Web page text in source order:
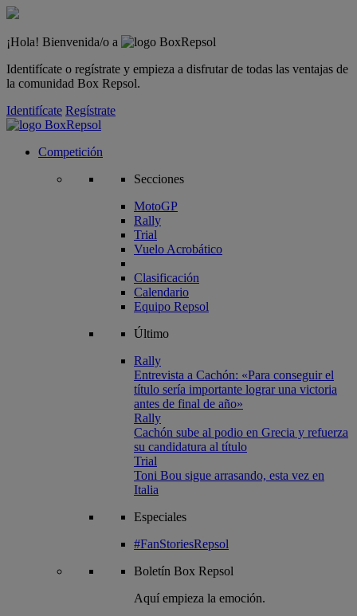
¡Hola! Bienvenida/o a
Identifícate o regístrate y empieza a disfrutar de todas las ventajas de
la comunidad Box Repsol.
Identifícate Regístrate
Competición
Secciones
MotoGP
Rally
Trial
Vuelo Acrobático
Clasificación
Calendario
Equipo Repsol
Último
Rally
Entrevista a Cachón: «Para conseguir el
título sería importante lograr una victoria
antes de final de año»
Rally
Cachón sube al podio en Grecia y refuerza
su candidatura al título
Trial
Toni Bou sigue arrasando, esta vez en
Italia
Especiales
#FanStoriesRepsol
Boletín Box Repsol
Aquí empieza la emoción.